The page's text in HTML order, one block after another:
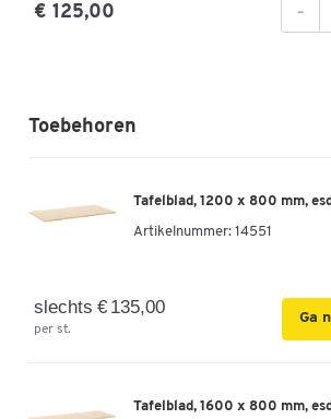
€ 125,00 -
Toebehoren
Tafelblad, 1200 x 800 mm,
Artikelnummer: 14551
slechts € 135,00
per st.
Ga
Tafelblad, 1600 x 800 mm,